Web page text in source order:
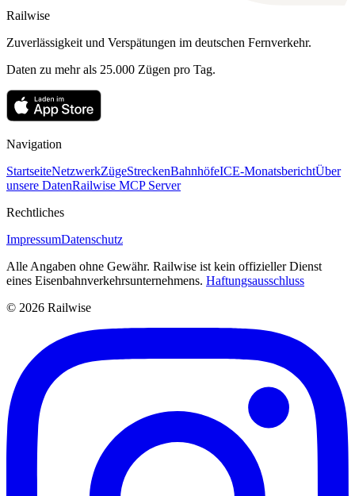
Railwise
Zuverlässigkeit und Verspätungen im deutschen Fernverkehr.
Daten zu mehr als 25.000 Zügen pro Tag.
Navigation
StartseiteNetzwerkZügeStreckenBahnhöfeICE-MonatsberichtÜber
unsere DatenRailwise MCP Server
Rechtliches
ImpressumDatenschutz
Alle Angaben ohne Gewähr. Railwise ist kein offizieller Dienst
eines Eisenbahnverkehrsunternehmens. Haftungsausschluss
© 2026 Railwise